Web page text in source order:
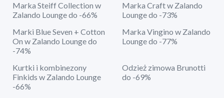
Marka Steiff Collection w
Zalando Lounge do -66%
Marka Craft w Zalando
Lounge do -73%
Marki Blue Seven + Cotton
On w Zalando Lounge do
-74%
Marka Vingino w Zalando
Lounge do -77%
Kurtki i kombinezony
Finkids w Zalando Lounge
-66%
Odzież zimowa Brunotti
do -69%